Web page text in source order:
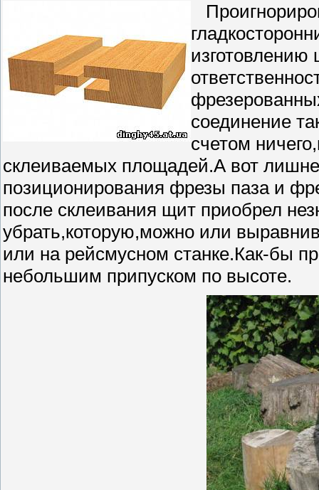
изготовлению
соединение
счетом
склеиваемых площадей.А вот
позиционирования фрезы паза и
после склеивания щит приобрел
убрать,которую,можно или
или на рейсмусном станке.Как-бы
небольшим припуском по высоте.